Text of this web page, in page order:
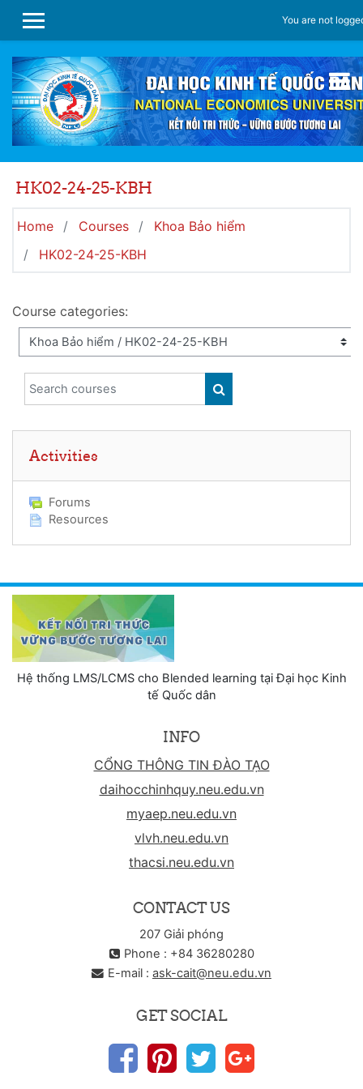
SIDE PANEL
You are not
HK02-24-25-KBH
Home Courses
Khoa Bảo hiểm
HK02-24-25-KBH
Course categories:
Search courses
SEARCH COURSES
Activities
Forums
Resources
Hệ thống LMS/LCMS cho Blended learning tại Đại học Kinh
tế Quốc dân
INFO
CỔNG THÔNG TIN ĐÀO TẠO
daihocchinhquy.neu.edu.vn
myaep.neu.edu.vn
vlvh.neu.edu.vn
thacsi.neu.edu.vn
CONTACT US
207 Giải phóng
Phone : +84 36280280
E-mail : ask-cait@neu.edu.vn
GET SOCIAL